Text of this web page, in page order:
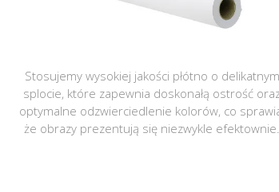
Stosujemy wysokiej jakości płótno o delikatnym
splocie, które zapewnia doskonałą ostrość
optymalne odzwierciedlenie kolorów, co
że obrazy prezentują się niezwykle efektownie.